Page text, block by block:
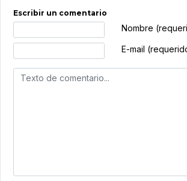
Escribir un comentario
Nombre
E-mail